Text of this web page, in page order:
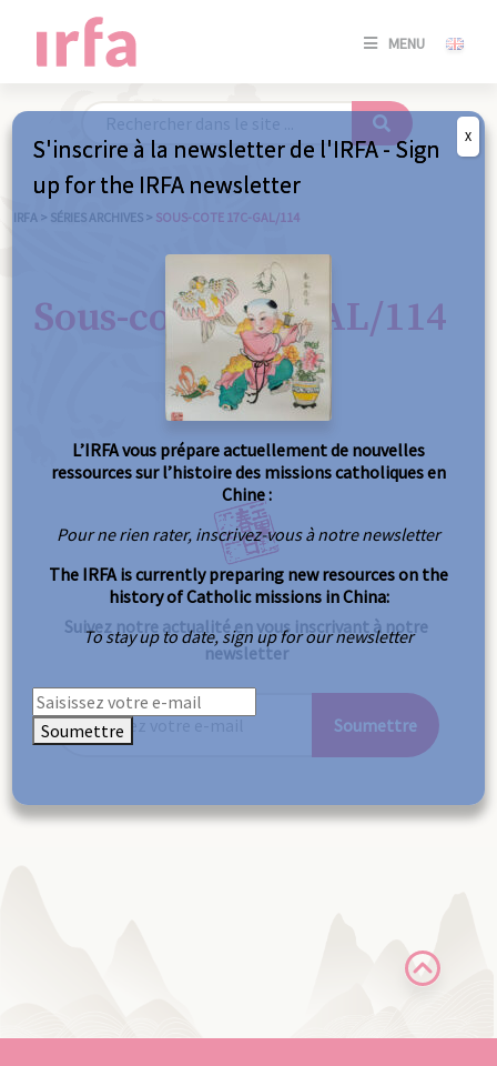
MENU
SE
IRFA > SÉRIES ARCHIVES > SOUS-COTE 17C-GAL/114
Sous-cote 17C-GAL/114
Suivez notre actualité en vous inscrivant à notre
newsletter
Soumettre
S'inscrire à la newsletter de l'IRFA - Sign
up for the IRFA newsletter
L’IRFA vous prépare actuellement de nouvelles
ressources sur l’histoire des missions catholiques en
Chine :
Pour ne rien rater, inscrivez-vous à notre newsletter
The IRFA is currently preparing new resources on the
history of Catholic missions in China:
To stay up to date, sign up for our newsletter
Soumettre
X